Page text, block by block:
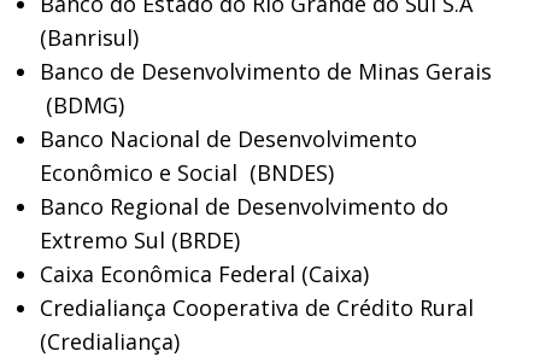
(Banrisul)
Banco de Desenvolvimento de Minas Gerais
(BDMG)
Banco Nacional de Desenvolvimento
Econômico e Social (BNDES)
Banco Regional de Desenvolvimento do
Extremo Sul (BRDE)
Caixa Econômica Federal (Caixa)
Credialiança Cooperativa de Crédito Rural
(Credialiança)